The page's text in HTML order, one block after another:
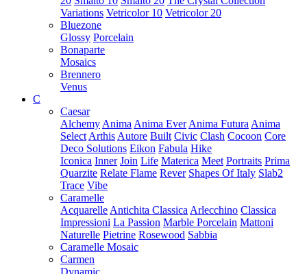
Variations Vetricolor 10 Vetricolor 20
Bluezone
Glossy Porcelain
Bonaparte
Mosaics
Brennero
Venus
C
Caesar
Alchemy Anima Anima Ever Anima Futura Anima
Select Arthis Autore Built Civic Clash Cocoon Core
Deco Solutions Eikon Fabula Hike
Iconica Inner Join Life Materica Meet Portraits Prima
Quarzite Relate Flame Rever Shapes Of Italy Slab2
Trace Vibe
Caramelle
Acquarelle Antichita Classica Arlecchino Classica
Impressioni La Passion Marble Porcelain Mattoni
Naturelle Pietrine Rosewood Sabbia
Caramelle Mosaic
Carmen